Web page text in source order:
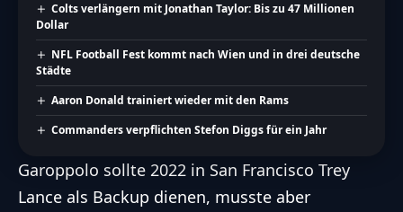
Colts verlängern mit Jonathan Taylor: Bis zu 47 Millionen
Dollar
NFL Football Fest kommt nach Wien und in drei deutsche
Städte
Aaron Donald trainiert wieder mit den Rams
Commanders verpflichten Stefon Diggs für ein Jahr
Garoppolo sollte 2022 in San Francisco Trey
Lance als Backup dienen, musste aber